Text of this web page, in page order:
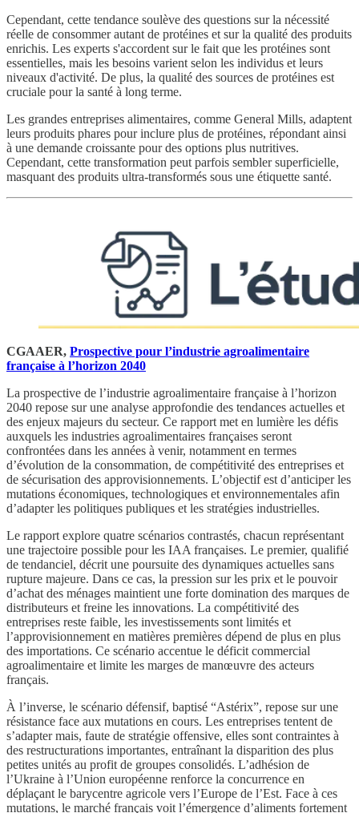
Cependant, cette tendance soulève des questions sur la nécessité
réelle de consommer autant de protéines et sur la qualité des produits
enrichis. Les experts s'accordent sur le fait que les protéines sont
essentielles, mais les besoins varient selon les individus et leurs
niveaux d'activité. De plus, la qualité des sources de protéines est
cruciale pour la santé à long terme.
Les grandes entreprises alimentaires, comme General Mills, adaptent
leurs produits phares pour inclure plus de protéines, répondant ainsi
à une demande croissante pour des options plus nutritives.
Cependant, cette transformation peut parfois sembler superficielle,
masquant des produits ultra-transformés sous une étiquette santé.
CGAAER, Prospective pour l’industrie agroalimentaire
française à l’horizon 2040
La prospective de l’industrie agroalimentaire française à l’horizon
2040 repose sur une analyse approfondie des tendances actuelles et
des enjeux majeurs du secteur. Ce rapport met en lumière les défis
auxquels les industries agroalimentaires françaises seront
confrontées dans les années à venir, notamment en termes
d’évolution de la consommation, de compétitivité des entreprises et
de sécurisation des approvisionnements. L’objectif est d’anticiper les
mutations économiques, technologiques et environnementales afin
d’adapter les politiques publiques et les stratégies industrielles.
Le rapport explore quatre scénarios contrastés, chacun représentant
une trajectoire possible pour les IAA françaises. Le premier, qualifié
de tendanciel, décrit une poursuite des dynamiques actuelles sans
rupture majeure. Dans ce cas, la pression sur les prix et le pouvoir
d’achat des ménages maintient une forte domination des marques de
distributeurs et freine les innovations. La compétitivité des
entreprises reste faible, les investissements sont limités et
l’approvisionnement en matières premières dépend de plus en plus
des importations. Ce scénario accentue le déficit commercial
agroalimentaire et limite les marges de manœuvre des acteurs
français.
À l’inverse, le scénario défensif, baptisé “Astérix”, repose sur une
résistance face aux mutations en cours. Les entreprises tentent de
s’adapter mais, faute de stratégie offensive, elles sont contraintes à
des restructurations importantes, entraînant la disparition des plus
petites unités au profit de groupes consolidés. L’adhésion de
l’Ukraine à l’Union européenne renforce la concurrence en
déplaçant le barycentre agricole vers l’Europe de l’Est. Face à ces
mutations, le marché français voit l’émergence d’aliments fortement